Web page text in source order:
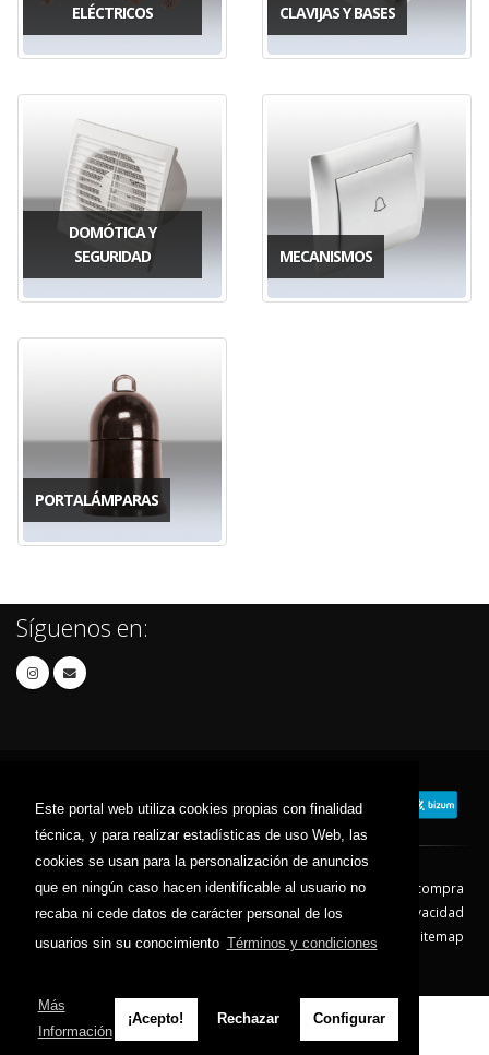
Este portal web utiliza cookies propias con finalidad
técnica, y para realizar estadísticas de uso Web, las
cookies se usan para la personalización de anuncios
que en ningún caso hacen identificable al usuario no
recaba ni cede datos de carácter personal de los
usuarios sin su conocimiento Términos y condiciones
Más
Información
¡Acepto! Rechazar Configurar
ELÉCTRICOS
CLAVIJAS Y BASES
DOMÓTICA Y
SEGURIDAD
MECANISMOS
PORTALÁMPARAS
Síguenos en:
Contacto Aviso Legal
Condiciones de compra
Política de envíos
Política de devolución
Política de Privacidad
Política de Cookies
Sitemap